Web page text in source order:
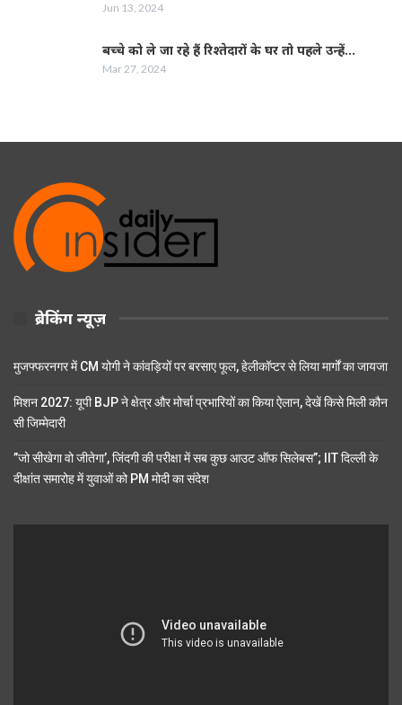
Jun 13, 2024
बच्चे को ले जा रहे हैं रिश्तेदारों के घर तो पहले उन्हें…
Mar 27, 2024
ब्रेकिंग न्यूज़
मुजफ्फरनगर में CM योगी ने कांवड़ियों पर बरसाए फूल, हेलीकॉप्टर से लिया मार्गों का जायजा
मिशन 2027: यूपी BJP ने क्षेत्र और मोर्चा प्रभारियों का किया ऐलान, देखें किसे मिली कौन
सी जिम्मेदारी
”जो सीखेगा वो जीतेगा’, जिंदगी की परीक्षा में सब कुछ आउट ऑफ सिलेबस”; IIT दिल्ली के
दीक्षांत समारोह में युवाओं को PM मोदी का संदेश